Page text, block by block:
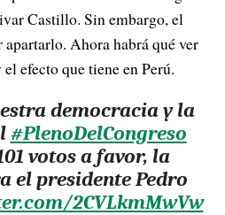
Castillo. Sin embargo, el
Ahora habrá qué ver
efecto que tiene en Perú.
democracia y la
#PlenoDelCongreso
votos a favor, la
el presidente Pedro
2CVLkmMwVw